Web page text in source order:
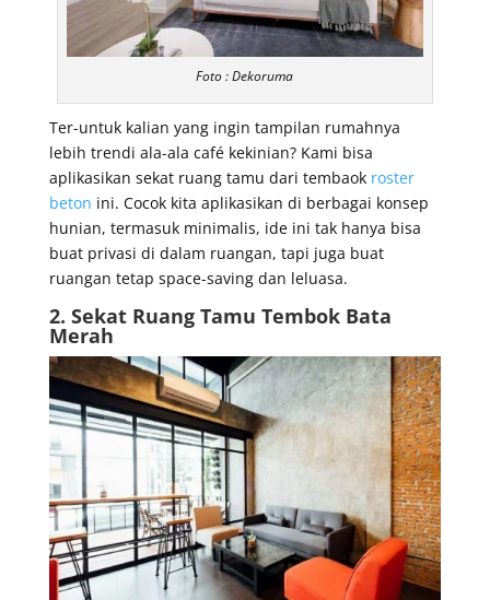
Foto : Dekoruma
Ter-untuk kalian yang ingin tampilan rumahnya
lebih trendi ala-ala café kekinian? Kami bisa
aplikasikan sekat ruang tamu dari tembaok roster
beton ini. Cocok kita aplikasikan di berbagai konsep
hunian, termasuk minimalis, ide ini tak hanya bisa
buat privasi di dalam ruangan, tapi juga buat
ruangan tetap space-saving dan leluasa.
2. Sekat Ruang Tamu Tembok Bata
Merah